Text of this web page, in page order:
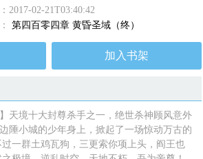
2017-02-21T03:40:42
第四百零四章 黄昏圣域（终）
加入书架
天境十大封尊杀手之一，绝世杀神顾风意外
陲小城的少年身上，掀起了一场惊动万古的
一群土鸡瓦狗，三更索你项上头，阎王也